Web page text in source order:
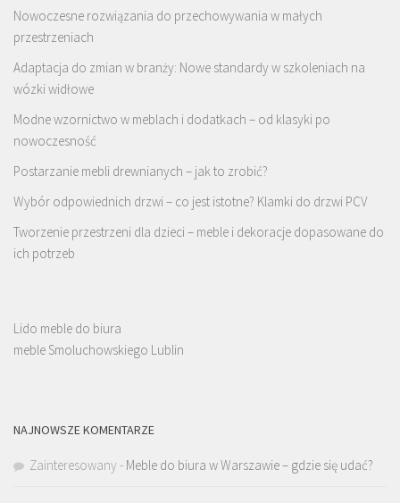
Nowoczesne rozwiązania do przechowywania w małych
przestrzeniach
Adaptacja do zmian w branży: Nowe standardy w szkoleniach na
wózki widłowe
Modne wzornictwo w meblach i dodatkach – od klasyki po
nowoczesność
Postarzanie mebli drewnianych – jak to zrobić?
Wybór odpowiednich drzwi – co jest istotne? Klamki do drzwi PCV
Tworzenie przestrzeni dla dzieci – meble i dekoracje dopasowane do
ich potrzeb
Lido meble do biura
meble Smoluchowskiego Lublin
NAJNOWSZE KOMENTARZE
Zainteresowany - Meble do biura w Warszawie – gdzie się udać?